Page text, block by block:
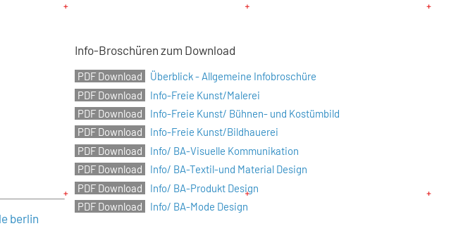
berlin
Info-Broschüren zum Download
Überblick - Allgemeine Infobroschüre
Info-Freie Kunst/Malerei
Info-Freie Kunst/ Bühnen- und Kostümbild
Info-Freie Kunst/Bildhauerei
Info/ BA-Visuelle Kommunikation
Info/ BA-Textil-und Material Design
Info/ BA-Produkt Design
Info/ BA-Mode Design